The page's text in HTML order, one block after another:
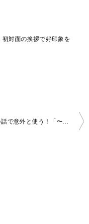
初対面の挨拶で好印象を
日常会話で意外と使う！「〜でしょ？」を意味する韓国語